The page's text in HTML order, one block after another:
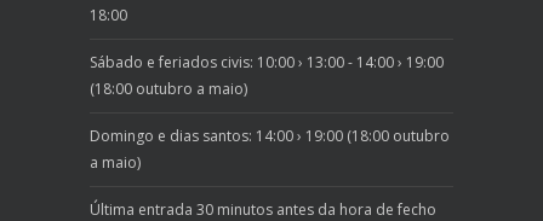
18:00
Sábado e feriados civis: 10:00 › 13:00 - 14:00 › 19:00
(18:00 outubro a maio)
Domingo e dias santos: 14:00 › 19:00 (18:00 outubro
a maio)
Última entrada 30 minutos antes da hora de fecho